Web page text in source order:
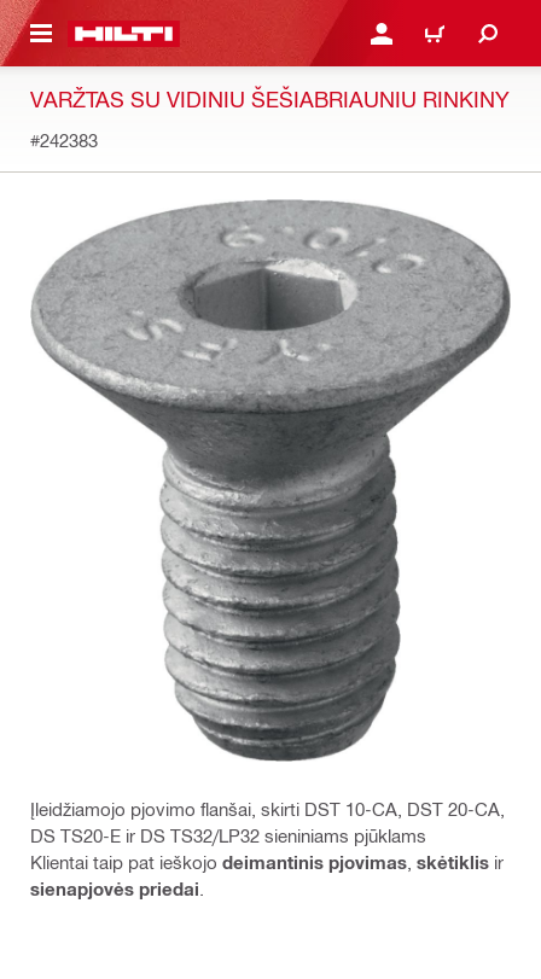
TURINIO PRISIJUNGTI ARBA
PIRKINIŲ
VARŽTAS SU VIDINIU ŠEŠIABRIAUNIU RINKINY
#242383
Įleidžiamojo pjovimo flanšai, skirti DST 10-CA, DST 20-CA,
DS TS20-E ir DS TS32/LP32 sieniniams pjūklams
Klientai taip pat ieškojo deimantinis pjovimas skėtiklis ir
sienapjovės priedai